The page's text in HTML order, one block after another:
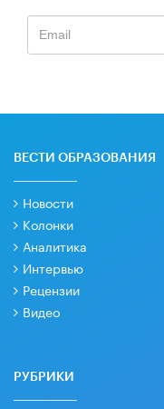
ВЕСТИ ОБРАЗОВАНИЯ
Новости
Колонки
Аналитика
Интервью
Рецензии
Видео
РУБРИКИ